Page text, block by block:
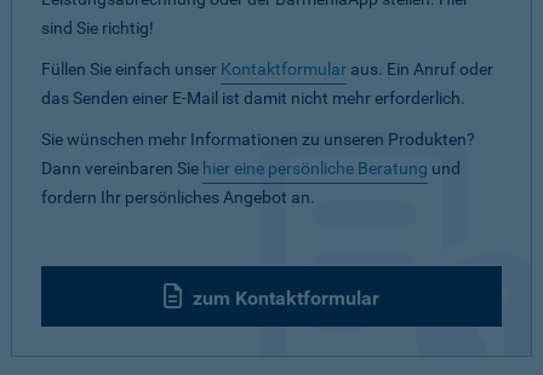
sind Sie richtig!
Füllen Sie einfach unser Kontaktformular aus. Ein Anruf oder
das Senden einer E-Mail ist damit nicht mehr erforderlich.
Sie wünschen mehr Informationen zu unseren Produkten?
Dann vereinbaren Sie hier eine persönliche Beratung und
fordern Ihr persönliches Angebot an.
zum Kontaktformular